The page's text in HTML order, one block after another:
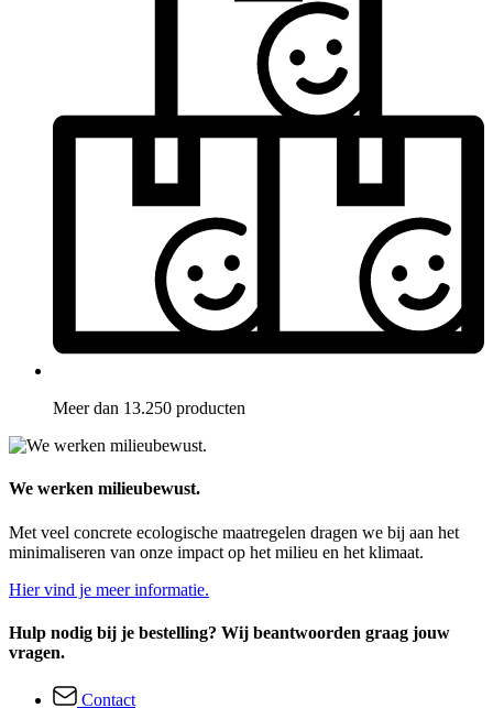
Meer dan 13.250 producten
We werken milieubewust.
Met veel concrete ecologische maatregelen dragen we bij aan het
minimaliseren van onze impact op het milieu en het klimaat.
Hier vind je meer informatie.
Hulp nodig bij je bestelling? Wij beantwoorden graag jouw
vragen.
Contact